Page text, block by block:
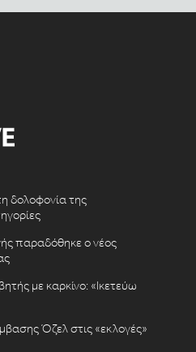
δολοφονία της
παραδόθηκε ο νέος
με καρκίνο: «Ικετεύω
Όζελ στις «εκλογές»